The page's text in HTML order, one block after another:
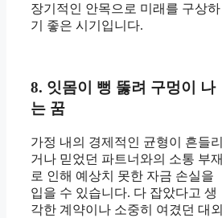
장기적인 안목으로 미래를 구상하
기 좋은 시기입니다.
8. 잇몸이 뻥 뚫려 구멍이 나
는 꿈
가정 내의 경제적인 균형이 흔들리
거나 믿었던 파트너와의 소통 부재
로 인해 예상치 못한 자금 손실을
입을 수 있습니다. 다 잡았다고 생
각한 계약이나 소중히 여겼던 대외